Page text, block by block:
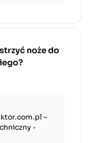
noże do
–
•